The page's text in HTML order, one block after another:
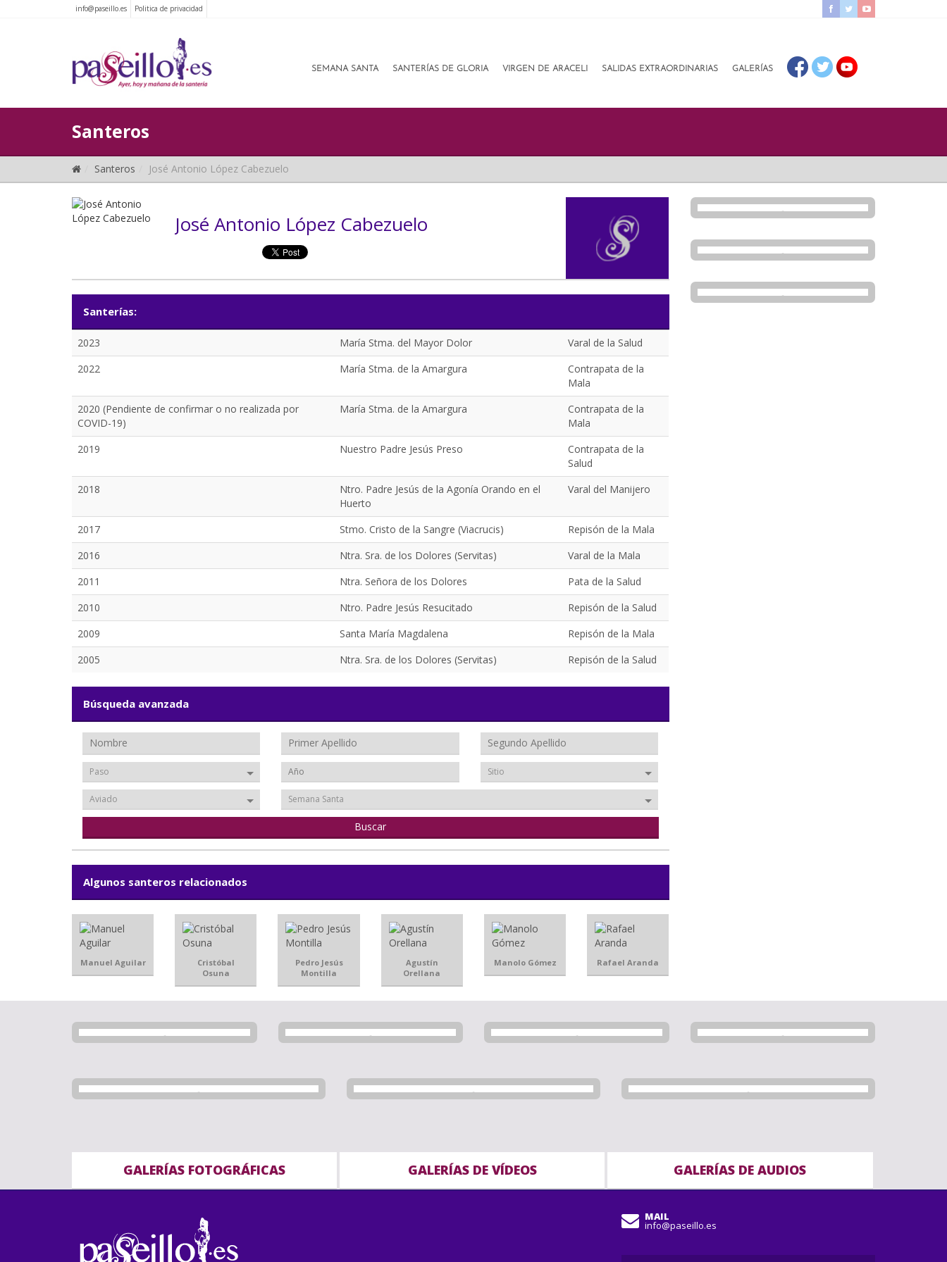
info@paseillo.es Politica de privacidad
SEMANA SANTA SANTERÍAS DE GLORIA VIRGEN DE ARACELI SALIDAS EXTRAORDINARIAS GALERÍAS
Santeros
Santeros José Antonio López Cabezuelo
José Antonio López Cabezuelo
Santerías:
2023 María Stma. del Mayor Dolor
Varal de la Salud
2022
María Stma. de la Amargura
Contrapata de la
Mala
2020 (Pendiente de confirmar o no realizada por
COVID-19)
María Stma. de la Amargura
Contrapata de la
Mala
2019
Nuestro Padre Jesús Preso
Contrapata de la
Salud
2018
Ntro. Padre Jesús de la Agonía Orando en el
Huerto
Varal del Manijero
2017 Stmo. Cristo de la Sangre (Viacrucis)
Repisón de la Mala
2016
Ntra. Sra. de los Dolores (Servitas)
Varal de la Mala
2011
Ntra. Señora de los Dolores
Pata de la Salud
2010
Ntro. Padre Jesús Resucitado
Repisón de la Salud
2009
Santa María Magdalena
Repisón de la Mala
2005
Ntra. Sra. de los Dolores (Servitas) Repisón de la Salud
Búsqueda avanzada
Paso Sitio
Aviado Semana Santa
Algunos santeros relacionados
Manuel Aguilar
Cristóbal
Osuna
Pedro Jesús
Montilla
Agustín
Orellana
Manolo Gómez Rafael Aranda
GALERÍAS FOTOGRÁFICAS GALERÍAS DE VÍDEOS GALERÍAS DE AUDIOS
MAIL
info@paseillo.es